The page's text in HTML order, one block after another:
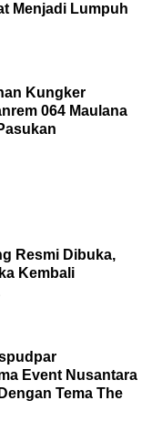
Menjadi Lumpuh
Kungker
064 Maulana
Resmi Dibuka,
Kembali
Event Nusantara
Tema The